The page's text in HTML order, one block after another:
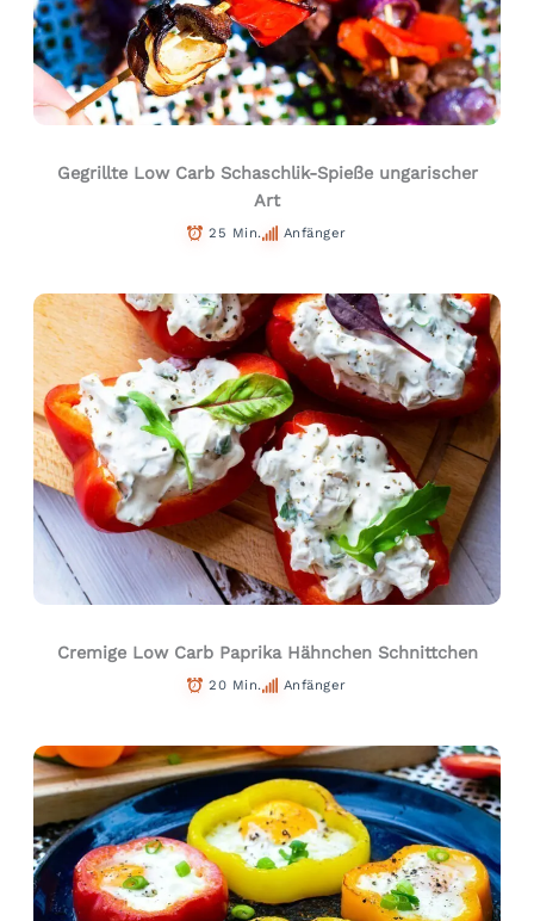
Gegrillte Low Carb Schaschlik-Spieße ungarischer
Art
25 Min. Anfänger
Cremige Low Carb Paprika Hähnchen Schnittchen
20 Min. Anfänger